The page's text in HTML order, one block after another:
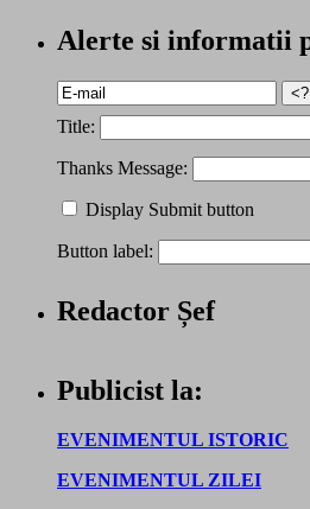
Alerte si informatii
Title:
Thanks Message:
Display Submit button
Button label:
Redactor Șef
Publicist la:
EVENIMENTUL ISTORIC
EVENIMENTUL ZILEI